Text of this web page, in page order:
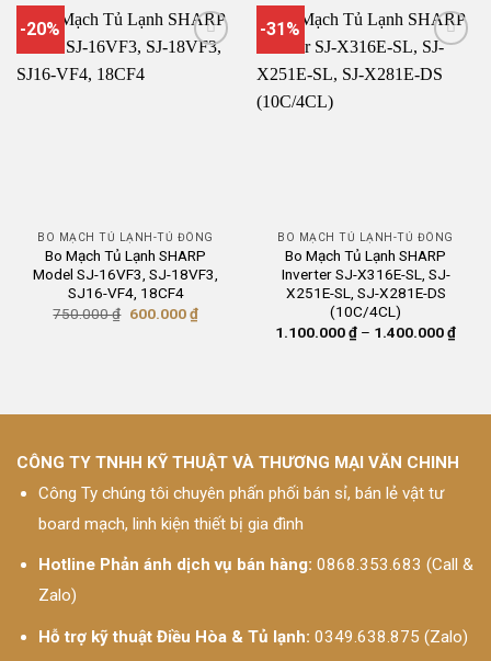
350.000 ₫.
-20%
BO MẠCH TỦ LẠNH-TỦ ĐÔNG
Bo Mạch Tủ Lạnh SHARP
Model SJ-16VF3, SJ-18VF3,
SJ16-VF4, 18CF4
750.000₫ Giá
600.000₫Giá
hiện
-31%
BO MẠCH TỦ LẠNH-TỦ ĐÔNG
Bo Mạch Tủ Lạnh SHARP
Inverter SJ-X316E-SL, SJ-
X251E-SL, SJ-X281E-DS
(10C/4CL)
1.100.000₫ – 1.400.000₫
CÔNG TY TNHH KỸ THUẬT VÀ THƯƠNG MẠI VĂN CHINH
Công Ty chúng tôi chuyên phấn phối bán sỉ, bán lẻ vật tư
board mạch, linh kiện thiết bị gia đình
Hotline Phản ánh dịch vụ bán hàng: 0868.353.683 (Call &
Zalo)
Hỗ trợ kỹ thuật Điều Hòa & Tủ lạnh: 0349.638.875 (Zalo)